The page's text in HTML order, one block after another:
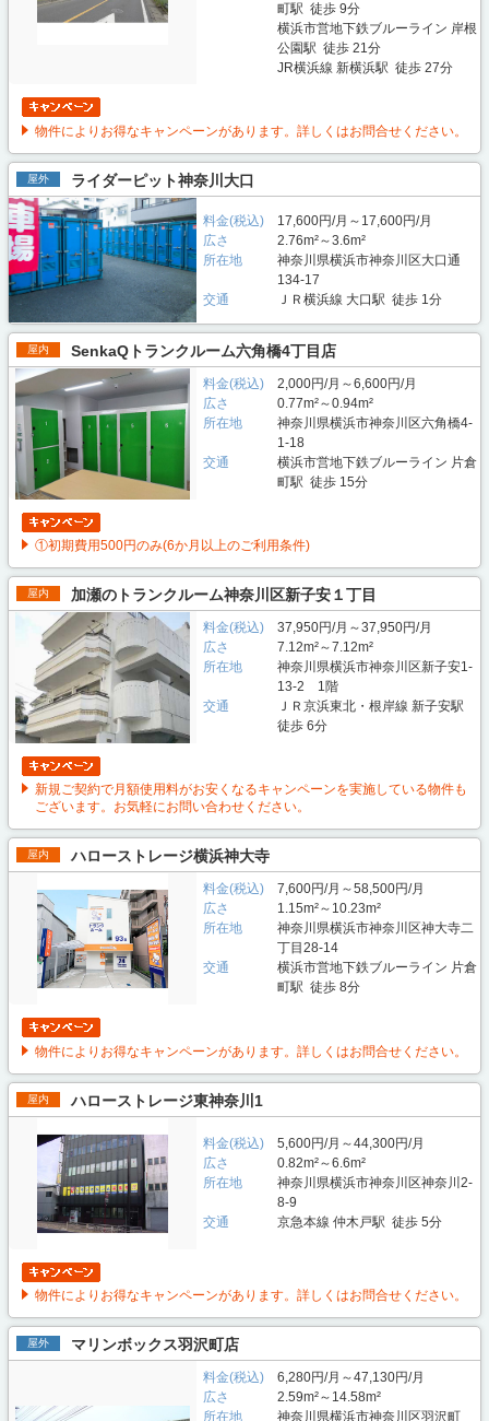
町駅 徒歩 9分
横浜市営地下鉄ブルーライン 岸根
公園駅 徒歩 21分
JR横浜線 新横浜駅 徒歩 27分
物件によりお得なキャンペーンがあります。詳しくはお問合せください。
屋外 ライダーピット神奈川大口
料金(税込)
17,600円/月～17,600円/月
広さ
2.76m²～3.6m²
所在地
神奈川県横浜市神奈川区大口通
134-17
交通
ＪＲ横浜線 大口駅 徒歩 1分
屋内 SenkaQトランクルーム六角橋4丁目店
料金(税込)
2,000円/月～6,600円/月
広さ
0.77m²～0.94m²
所在地
神奈川県横浜市神奈川区六角橋4-
1-18
交通
横浜市営地下鉄ブルーライン 片倉
町駅 徒歩 15分
①初期費用500円のみ(6か月以上のご利用条件)
屋内 加瀬のトランクルーム神奈川区新子安１丁目
料金(税込)
37,950円/月～37,950円/月
広さ
7.12m²～7.12m²
所在地
神奈川県横浜市神奈川区新子安1-
13-2 1階
交通
ＪＲ京浜東北・根岸線 新子安駅
徒歩 6分
新規ご契約で月額使用料がお安くなるキャンペーンを実施している物件も
ございます。お気軽にお問い合わせください。
屋内 ハローストレージ横浜神大寺
料金(税込)
7,600円/月～58,500円/月
広さ
1.15m²～10.23m²
所在地
神奈川県横浜市神奈川区神大寺二
丁目28-14
交通
横浜市営地下鉄ブルーライン 片倉
町駅 徒歩 8分
物件によりお得なキャンペーンがあります。詳しくはお問合せください。
屋内 ハローストレージ東神奈川1
料金(税込)
5,600円/月～44,300円/月
広さ
0.82m²～6.6m²
所在地
神奈川県横浜市神奈川区神奈川2-
8-9
交通
京急本線 仲木戸駅 徒歩 5分
物件によりお得なキャンペーンがあります。詳しくはお問合せください。
屋外 マリンボックス羽沢町店
料金(税込)
6,280円/月～47,130円/月
広さ
2.59m²～14.58m²
所在地
神奈川県横浜市神奈川区羽沢町